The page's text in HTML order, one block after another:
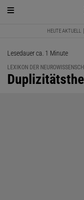
HEUTE AKTUELL
Lesedauer ca. 1 Minute
LEXIKON DER
: